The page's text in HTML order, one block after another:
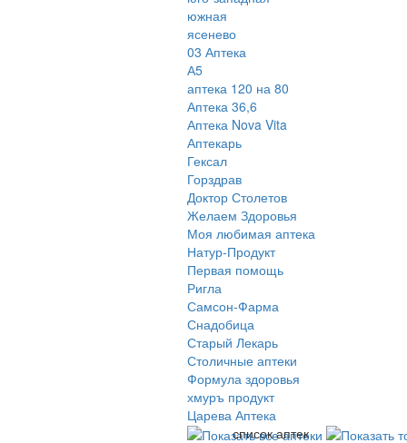
южная
ясенево
03 Аптека
А5
аптека 120 на 80
Аптека 36,6
Аптека Nova Vita
Аптекарь
Гексал
Горздрав
Доктор Столетов
Желаем Здоровья
Моя любимая аптека
Натур-Продукт
Первая помощь
Ригла
Самсон-Фарма
Снадобица
Старый Лекарь
Столичные аптеки
Формула здоровья
хмуръ продукт
Царева Аптека
список аптек